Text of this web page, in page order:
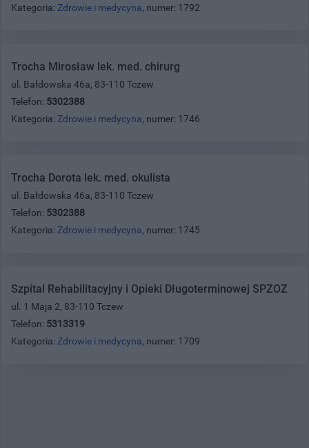
Kategoria: Zdrowie i medycyna, numer: 1792
Trocha Mirosław lek. med. chirurg
ul. Bałdowska 46a, 83-110 Tczew
Telefon: 5302388
Kategoria: Zdrowie i medycyna, numer: 1746
Trocha Dorota lek. med. okulista
ul. Bałdowska 46a, 83-110 Tczew
Telefon: 5302388
Kategoria: Zdrowie i medycyna, numer: 1745
Szpital Rehabilitacyjny i Opieki Długoterminowej SPZOZ
ul. 1 Maja 2, 83-110 Tczew
Telefon: 5313319
Kategoria: Zdrowie i medycyna, numer: 1709